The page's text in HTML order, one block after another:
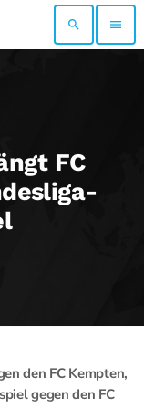
search menu
FC
den FC Kempten,
gegen den FC